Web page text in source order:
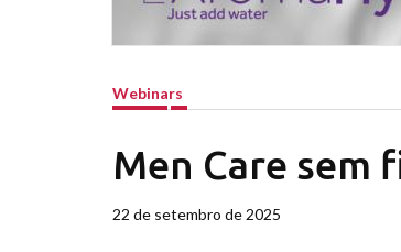
Webinars
Men Care sem
22 de setembro de 2025